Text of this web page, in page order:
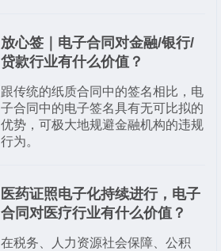
放心签｜电子合同对金融/银行/
贷款行业有什么价值？
跟传统的纸质合同中的签名相比，电
子合同中的电子签名具有无可比拟的
优势，可极大地规避金融机构的违规
行为。
医药证照电子化持续进行，电子
合同对医疗行业有什么价值？
在税务、人力资源社会保障、公积